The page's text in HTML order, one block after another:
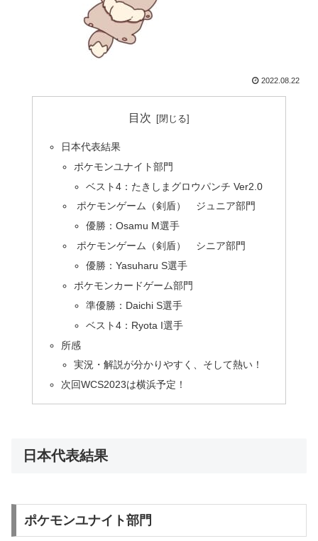
2022.08.22
目次
日本代表結果
ポケモンユナイト部門
ベスト4：たきしまグロウパンチ Ver2.0
ポケモンゲーム（剣盾） ジュニア部門
優勝：Osamu M選手
ポケモンゲーム（剣盾） シニア部門
優勝：Yasuharu S選手
ポケモンカードゲーム部門
準優勝：Daichi S選手
ベスト4：Ryota I選手
所感
実況・解説が分かりやすく、そして熱い！
次回WCS2023は横浜予定！
日本代表結果
ポケモンユナイト部門